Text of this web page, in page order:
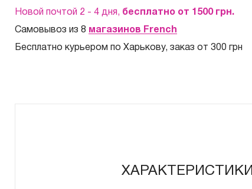
Новой почтой 2 - 4 дня, бесплатно от 1500 грн.
Самовывоз из 8 магазинов French
Бесплатно курьером по Харькову, заказ от 300 грн
ХАРАКТЕРИСТИКИ